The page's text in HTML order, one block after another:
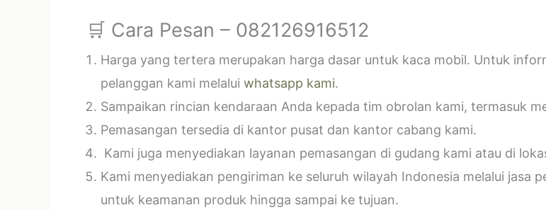
🛒 Cara Pesan – 082126916512
Harga yang tertera merupakan harga dasar untuk kaca mobil. Untuk
pelanggan kami melalui whatsapp kami.
Sampaikan rincian kendaraan Anda kepada tim obrolan kami, termasuk
Pemasangan tersedia di kantor pusat dan kantor cabang kami.
Kami juga menyediakan layanan pemasangan di gudang kami atau di
Kami menyediakan pengiriman ke seluruh wilayah Indonesia melalui jasa
untuk keamanan produk hingga sampai ke tujuan.